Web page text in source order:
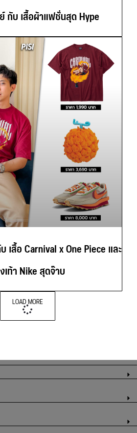
กับ เสื้อผ้าแฟชั่นสุด Hype
เสื้อ Carnival x One Piece และ
เท้า Nike สุดจ๊าบ
LOAD MORE